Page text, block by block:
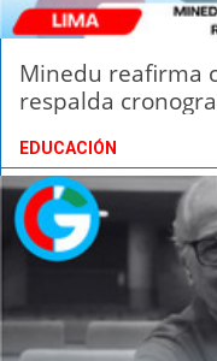
Minedu reafirma
respalda
EDUCACIÓN